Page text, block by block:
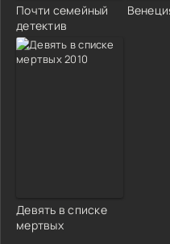
Почти семейный
детектив
Девять в списке
мертвых